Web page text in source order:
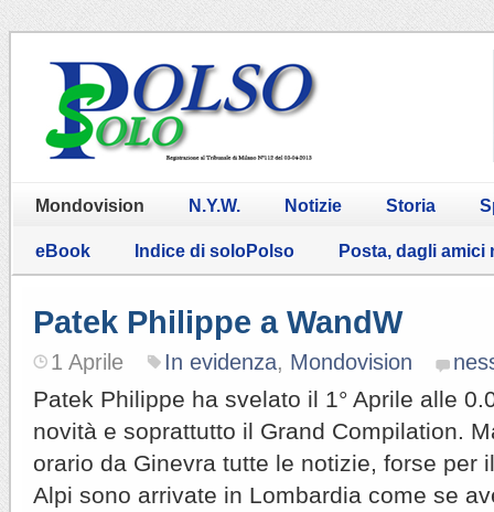
Mondovision N.Y.W. Notizie Storia
eBook Indice di soloPolso Posta, dagli amici
Patek Philippe a WandW
1 Aprile In evidenza, Mondovision
Patek Philippe ha svelato il 1° Aprile alle
novità e soprattutto il Grand Compilation.
orario da Ginevra tutte le notizie, forse per
Alpi sono arrivate in Lombardia come se